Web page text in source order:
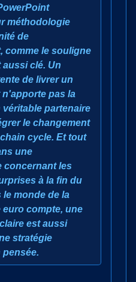
méthodologie
de
comme le souligne
aussi clé. Un
de livrer un
pas la
partenaire
le changement
cycle. Et tout
une
concernant les
à la fin du
monde de la
compte, une
est aussi
stratégie